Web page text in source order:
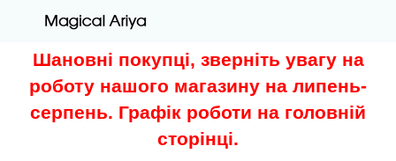
Шановні покупці, зверніть увагу на
роботу нашого магазину на липень-
серпень. Графік роботи на головній
сторінці.